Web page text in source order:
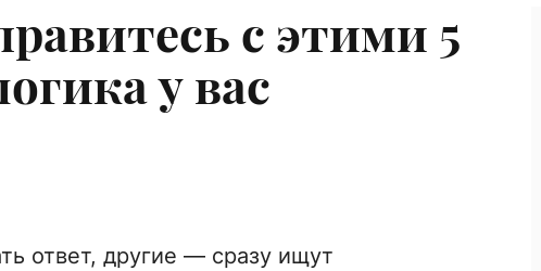
с этими 5
у вас
ответ, другие — сразу ищут